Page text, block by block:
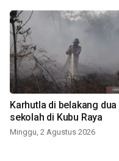
Karhutla di belakang dua
sekolah di Kubu Raya
Minggu, 2 Agustus 2026